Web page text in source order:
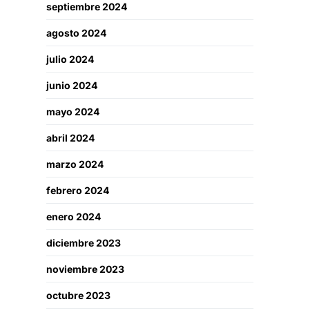
septiembre 2024
agosto 2024
julio 2024
junio 2024
mayo 2024
abril 2024
marzo 2024
febrero 2024
enero 2024
diciembre 2023
noviembre 2023
octubre 2023